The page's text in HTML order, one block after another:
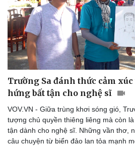
Trường Sa đánh thức cảm
hứng bất tận cho nghệ sĩ
VOV.VN - Giữa trùng khơi sóng gió,
tượng chủ quyền thiêng liêng mà còn
tận dành cho nghệ sĩ. Những vần thơ,
câu chuyện từ biển đảo lan tỏa mạnh